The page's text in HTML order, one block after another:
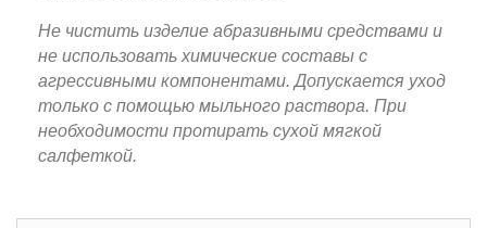
Не чистить изделие абразивными средствами и
не использовать химические составы с
агрессивными компонентами. Допускается уход
только с помощью мыльного раствора. При
необходимости протирать сухой мягкой
салфеткой.